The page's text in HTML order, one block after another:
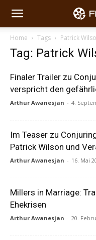
Home Tags Patrick
Tag: Patrick
Finaler Trailer zu
verspricht den
Arthur Awanesjan - 4.
Im Teaser zu
Patrick Wilson und
Arthur Awanesjan - 16. Mai
Millers in Marriage:
Ehekrisen
Arthur Awanesjan - 20.